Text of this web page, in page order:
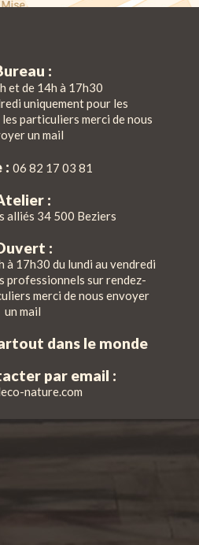
:
et de 14h à 17h30
uniquement pour les
particuliers merci de nous
un mail
: 06 82 17 03 81
:
alliés 34 500 Beziers
:
à 17h30 du lundi au vendredi
professionnels sur rendez-
merci de nous envoyer
un mail
dans le monde
par email :
nature.com